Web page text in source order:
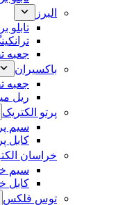
البرز
تابلو
جعبه
باکسیران
جعبه
ریل
پرتو الکتریک
سیم
کابل
خراسان
سیم
کابل
توس فلکس